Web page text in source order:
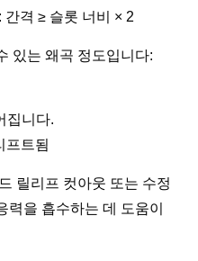
격 ≥ 슬롯 너비 × 2
있는 왜곡 정도입니다:
집니다.
프트됨
릴리프 컷아웃 또는 수정
력을 흡수하는 데 도움이